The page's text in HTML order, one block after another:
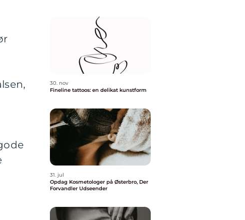
30. nov
Fineline tattoos: en delikat kunstform
31. jul
Opdag Kosmetologer på Østerbro, Der
Forvandler Udseender